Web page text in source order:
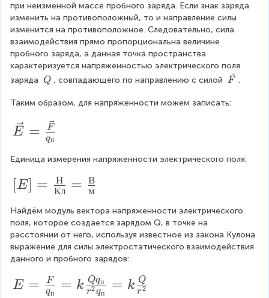
при неизменной массе пробного заряда. Если знак заряда
изменить на противоположный, то и направление силы
изменится на противоположное. Следовательно, сила
взаимодействия прямо пропорциональна величине
пробного заряда, а данная точка пространства
характеризуется напряженностью электрического поля
заряда \
Q
Q , совпадающего по направлению с силой \
e
F .
Таким образом, для напряженности можем записать:
\
e
c
{
E
}
=
\f
r
E = qп
F
Единица измерения напряженности электрического поля:
[
]
=
\f
r
a
[E] = Кл
Н = м
В
Найдём модуль вектора напряженности электрического
поля, которое создается зарядом Q, в точке на
расстоянии от него, используя известное из закона Кулона
выражение для силы электростатического взаимодействия
данного и пробного зарядов:
E
E = qп
F = k r2qп
Qqп = k r2
Q